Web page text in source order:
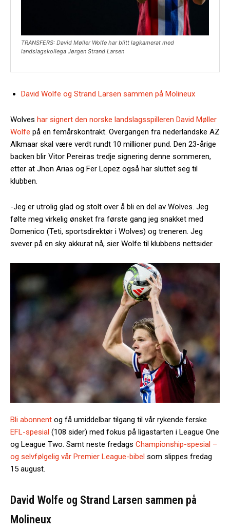
TRANSFERS: David Møller Wolfe har blitt lagkamerat med
landslagskollega Jørgen Strand Larsen
David Wolfe og Strand Larsen sammen på Molineux
Wolves har signert den norske landslagsspilleren David Møller
Wolfe på en femårskontrakt. Overgangen fra nederlandske AZ
Alkmaar skal være verdt rundt 10 millioner pund. Den 23-årige
backen blir Vitor Pereiras tredje signering denne sommeren,
etter at Jhon Arias og Fer Lopez også har sluttet seg til
klubben.
-Jeg er utrolig glad og stolt over å bli en del av Wolves. Jeg
følte meg virkelig ønsket fra første gang jeg snakket med
Domenico (Teti, sportsdirektør i Wolves) og treneren. Jeg
svever på en sky akkurat nå, sier Wolfe til klubbens nettsider.
Bli abonnent og få umiddelbar tilgang til vår rykende ferske
EFL-spesial (108 sider) med fokus på ligastarten i League One
og League Two. Samt neste fredags Championship-spesial –
og selvfølgelig vår Premier League-bibel som slippes fredag
15 august.
David Wolfe og Strand Larsen sammen på
Molineux